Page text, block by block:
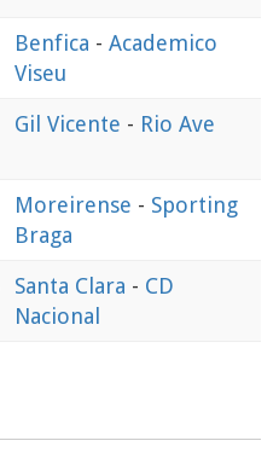
Benfica - Academico
Viseu
Gil Vicente - Rio Ave
Moreirense - Sporting
Braga
Santa Clara - CD
Nacional